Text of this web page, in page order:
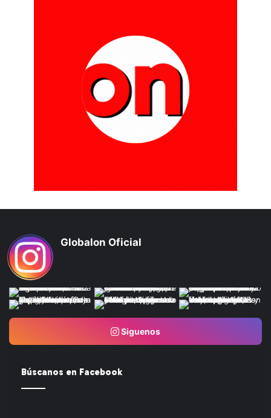
Globalon Oficial
Siguenos
Búscanos en Facebook